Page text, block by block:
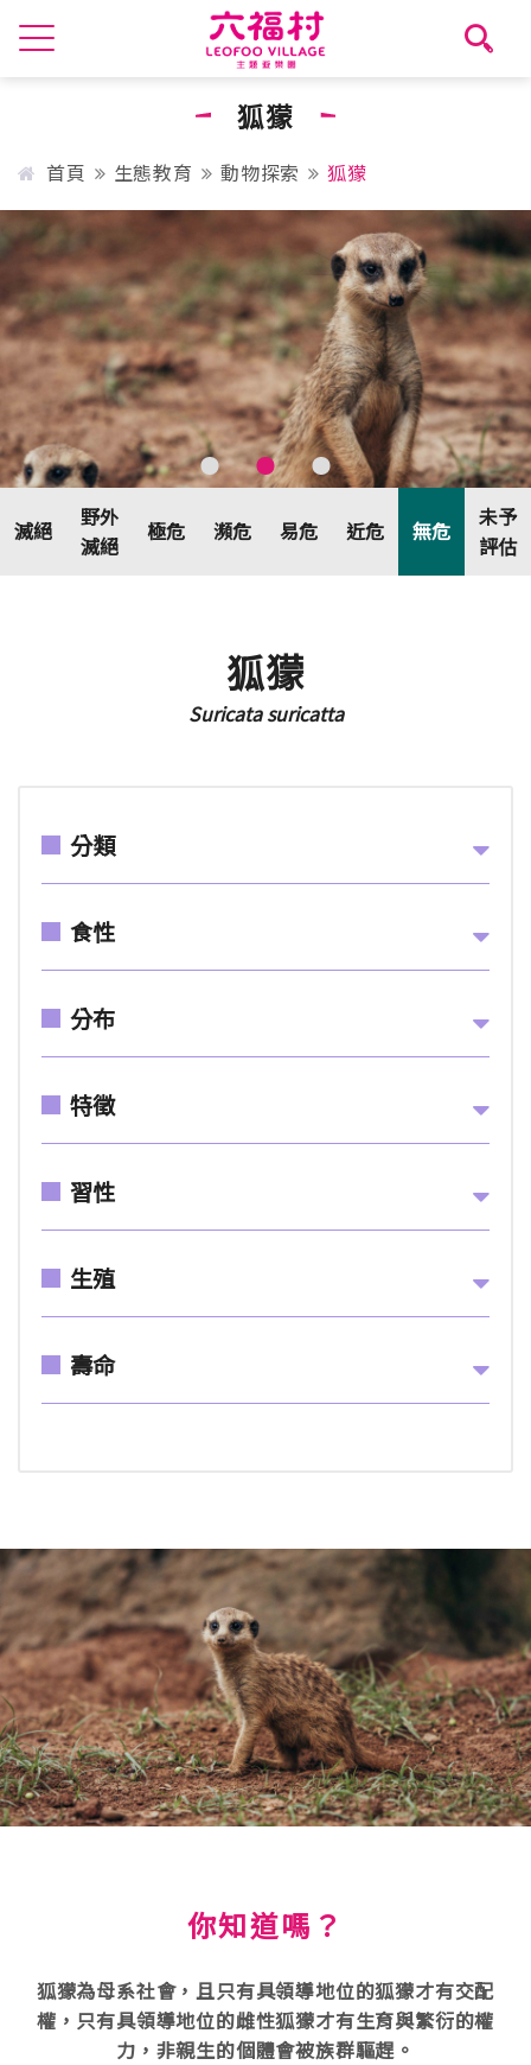
狐獴
首頁 生態教育 動物探索 狐獴
滅絕
野外
滅絕
極危 瀕危 易危 近危 無危
未予
評估
狐獴
Suricata suricatta
分類
食性
分布
特徵
習性
生殖
壽命
你知道嗎？
狐獴為母系社會，且只有具領導地位的狐獴才有交配
權，只有具領導地位的雌性狐獴才有生育與繁衍的權
力，非親生的個體會被族群驅趕。